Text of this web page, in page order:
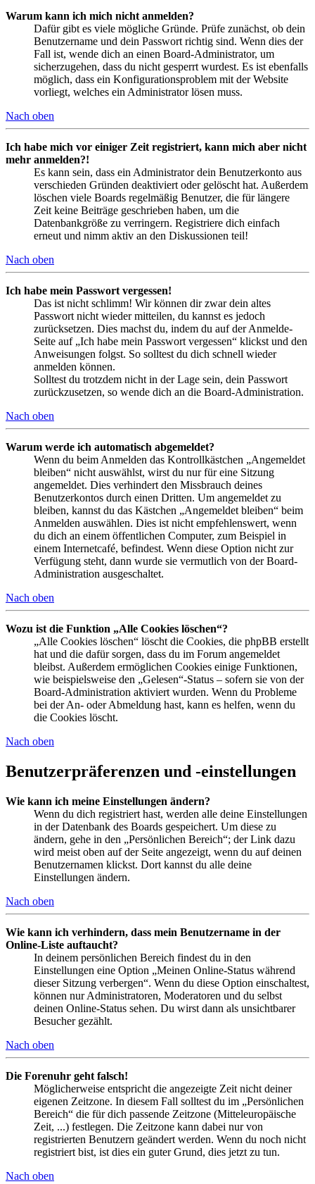
Warum kann ich mich nicht anmelden?
Dafür gibt es viele mögliche Gründe. Prüfe zunächst, ob dein
Benutzername und dein Passwort richtig sind. Wenn dies der
Fall ist, wende dich an einen Board-Administrator, um
sicherzugehen, dass du nicht gesperrt wurdest. Es ist ebenfalls
möglich, dass ein Konfigurationsproblem mit der Website
vorliegt, welches ein Administrator lösen muss.
Nach oben
Ich habe mich vor einiger Zeit registriert, kann mich aber nicht
mehr anmelden?!
Es kann sein, dass ein Administrator dein Benutzerkonto aus
verschieden Gründen deaktiviert oder gelöscht hat. Außerdem
löschen viele Boards regelmäßig Benutzer, die für längere
Zeit keine Beiträge geschrieben haben, um die
Datenbankgröße zu verringern. Registriere dich einfach
erneut und nimm aktiv an den Diskussionen teil!
Nach oben
Ich habe mein Passwort vergessen!
Das ist nicht schlimm! Wir können dir zwar dein altes
Passwort nicht wieder mitteilen, du kannst es jedoch
zurücksetzen. Dies machst du, indem du auf der Anmelde-
Seite auf „Ich habe mein Passwort vergessen“ klickst und den
Anweisungen folgst. So solltest du dich schnell wieder
anmelden können.
Solltest du trotzdem nicht in der Lage sein, dein Passwort
zurückzusetzen, so wende dich an die Board-Administration.
Nach oben
Warum werde ich automatisch abgemeldet?
Wenn du beim Anmelden das Kontrollkästchen „Angemeldet
bleiben“ nicht auswählst, wirst du nur für eine Sitzung
angemeldet. Dies verhindert den Missbrauch deines
Benutzerkontos durch einen Dritten. Um angemeldet zu
bleiben, kannst du das Kästchen „Angemeldet bleiben“ beim
Anmelden auswählen. Dies ist nicht empfehlenswert, wenn
du dich an einem öffentlichen Computer, zum Beispiel in
einem Internetcafé, befindest. Wenn diese Option nicht zur
Verfügung steht, dann wurde sie vermutlich von der Board-
Administration ausgeschaltet.
Nach oben
Wozu ist die Funktion „Alle Cookies löschen“?
„Alle Cookies löschen“ löscht die Cookies, die phpBB erstellt
hat und die dafür sorgen, dass du im Forum angemeldet
bleibst. Außerdem ermöglichen Cookies einige Funktionen,
wie beispielsweise den „Gelesen“-Status – sofern sie von der
Board-Administration aktiviert wurden. Wenn du Probleme
bei der An- oder Abmeldung hast, kann es helfen, wenn du
die Cookies löscht.
Nach oben
Benutzerpräferenzen und -einstellungen
Wie kann ich meine Einstellungen ändern?
Wenn du dich registriert hast, werden alle deine Einstellungen
in der Datenbank des Boards gespeichert. Um diese zu
ändern, gehe in den „Persönlichen Bereich“; der Link dazu
wird meist oben auf der Seite angezeigt, wenn du auf deinen
Benutzernamen klickst. Dort kannst du alle deine
Einstellungen ändern.
Nach oben
Wie kann ich verhindern, dass mein Benutzername in der
Online-Liste auftaucht?
In deinem persönlichen Bereich findest du in den
Einstellungen eine Option „Meinen Online-Status während
dieser Sitzung verbergen“. Wenn du diese Option einschaltest,
können nur Administratoren, Moderatoren und du selbst
deinen Online-Status sehen. Du wirst dann als unsichtbarer
Besucher gezählt.
Nach oben
Die Forenuhr geht falsch!
Möglicherweise entspricht die angezeigte Zeit nicht deiner
eigenen Zeitzone. In diesem Fall solltest du im „Persönlichen
Bereich“ die für dich passende Zeitzone (Mitteleuropäische
Zeit, ...) festlegen. Die Zeitzone kann dabei nur von
registrierten Benutzern geändert werden. Wenn du noch nicht
registriert bist, ist dies ein guter Grund, dies jetzt zu tun.
Nach oben